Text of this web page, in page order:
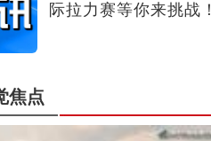
际拉力赛等你来挑战！
焦点
万人马拉松在新疆伊宁市开跑